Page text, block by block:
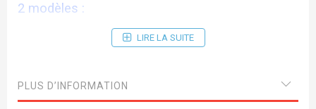
2 modèles :
27012008 pour hauteur de porte 390/450
Largeur barre 835 Poids par porte 3,6/4,5 Kg
Largeur barre 835 Poids par porte 4,6/5,2 Kg
LIRE LA SUITE
PLUS D’INFORMATION